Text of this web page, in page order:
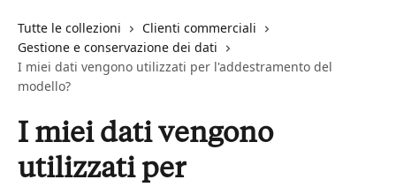
Tutte le collezioni
Clienti commerciali
Gestione e conservazione dei dati
I miei dati vengono utilizzati per l'addestramento del
modello?
I miei dati vengono
utilizzati per